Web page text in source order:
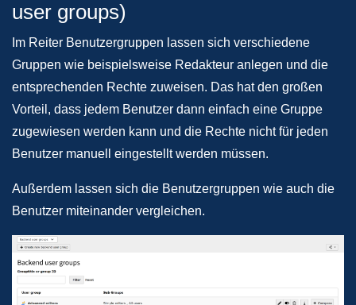
user groups)
Im Reiter Benutzergruppen lassen sich verschiedene
Gruppen wie beispielsweise Redakteur anlegen und die
entsprechenden Rechte zuweisen. Das hat den großen
Vorteil, dass jedem Benutzer dann einfach eine Gruppe
zugewiesen werden kann und die Rechte nicht für jeden
Benutzer manuell eingestellt werden müssen.
Außerdem lassen sich die Benutzergruppen wie auch die
Benutzer miteinander vergleichen.